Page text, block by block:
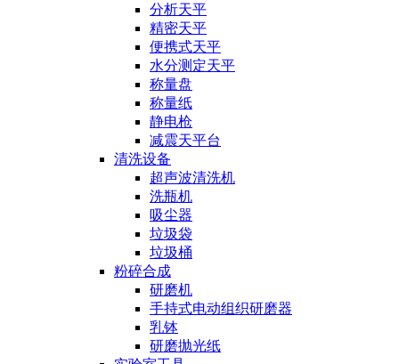
分析天平
精密天平
便携式天平
水分测定天平
称量盘
称量纸
静电枪
减震天平台
清洗设备
超声波清洗机
洗瓶机
吸尘器
垃圾袋
垃圾桶
粉碎合成
研磨机
手持式电动组织研磨器
乳钵
研磨抛光纸